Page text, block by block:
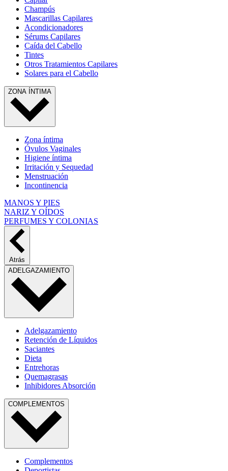
Champús
Mascarillas Capilares
Acondicionadores
Sérums Capilares
Caída del Cabello
Tintes
Otros Tratamientos Capilares
Solares para el Cabello
ZONA ÍNTIMA
Zona íntima
Óvulos Vaginales
Higiene íntima
Irritación y Sequedad
Menstruación
Incontinencia
MANOS Y PIES
NARIZ Y OÍDOS
PERFUMES Y COLONIAS
Atrás
ADELGAZAMIENTO
Adelgazamiento
Retención de Líquidos
Saciantes
Dieta
Entrehoras
Quemagrasas
Inhibidores Absorción
COMPLEMENTOS
Complementos